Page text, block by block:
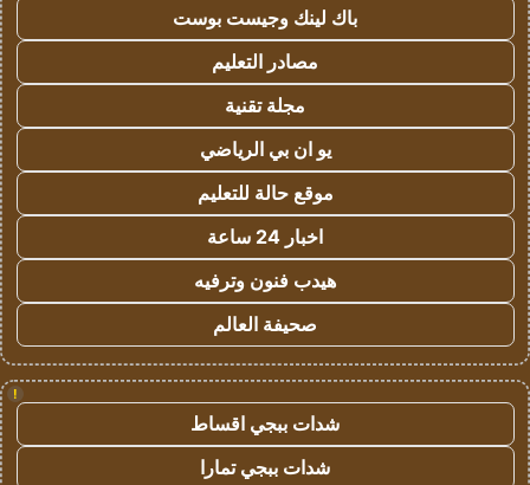
باك لينك وجيست بوست
مصادر التعليم
مجلة تقنية
يو ان بي الرياضي
موقع حالة للتعليم
اخبار 24 ساعة
هيدب فنون وترفيه
صحيفة العالم
!
شدات ببجي اقساط
شدات ببجي تمارا